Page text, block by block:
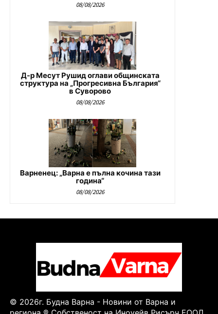
08/08/2026
Д-р Месут Рушид оглави общинската
структура на „Прогресивна България“
в Суворово
08/08/2026
Варненец: „Варна е пълна кочина тази
година“
08/08/2026
© 2026г. Будна Варна - Новини от Варна и